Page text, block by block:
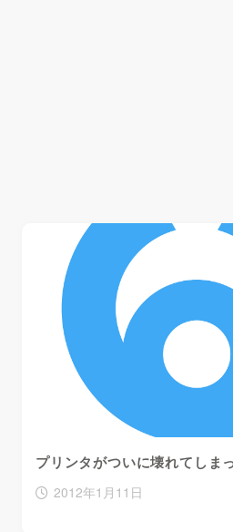
プリンタがついに壊れてしま
2012年1月11日